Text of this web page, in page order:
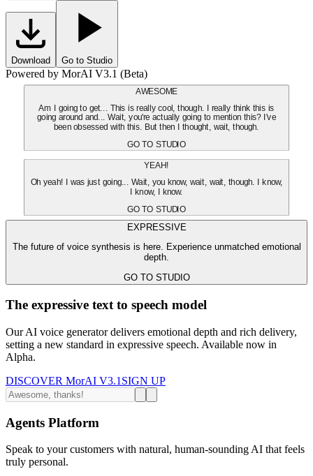
Download Go to Studio
Powered by MorAI V3.1 (Beta)
AWESOME
Am I going to get... This is really cool, though. I really think this is
going around and... Wait, you're actually going to mention this? I've
been obsessed with this. But then I thought, wait, though.
GO TO STUDIO
YEAH!
Oh yeah! I was just going... Wait, you know, wait, wait, though. I know,
I know, I know.
GO TO STUDIO
EXPRESSIVE
The future of voice synthesis is here. Experience unmatched emotional
depth.
GO TO STUDIO
The expressive text to speech model
Our AI voice generator delivers emotional depth and rich delivery,
setting a new standard in expressive speech. Available now in
Alpha.
DISCOVER MorAI V3.1 SIGN UP
Agents Platform
Speak to your customers with natural, human-sounding AI that feels
truly personal.